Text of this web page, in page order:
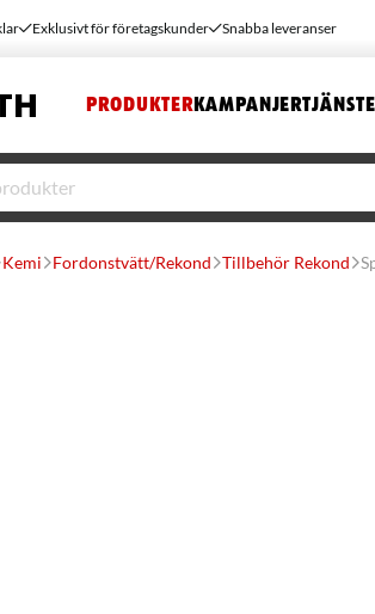
Exklusivt för företagskunder Snabba leveranser
PRODUKTER KAMPANJER
Kemi Fordonstvätt/Rekond Tillbehör Rekond